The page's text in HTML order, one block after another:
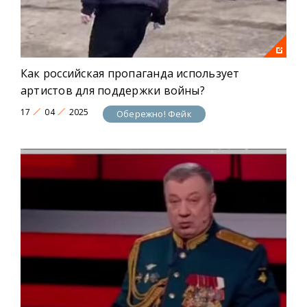
Как российская пропаганда использует
артистов для поддержки войны?
17 04 2025 Обережно! Фейк